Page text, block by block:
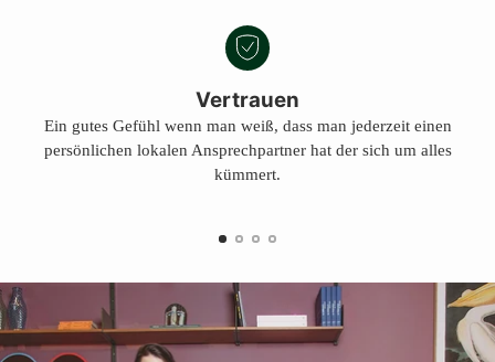
Vertrauen
Ein gutes Gefühl wenn man weiß, dass man jederzeit einen
persönlichen lokalen Ansprechpartner hat der sich um alles
kümmert.